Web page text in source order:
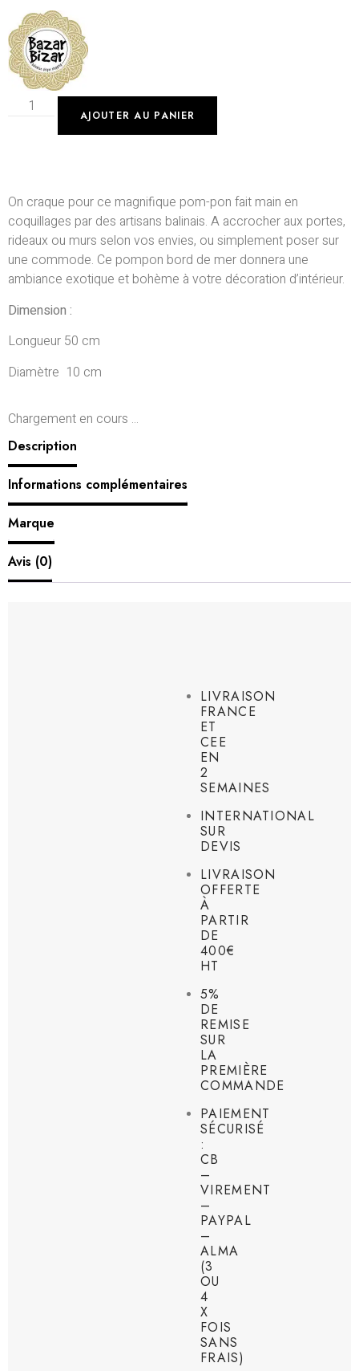
AJOUTER AU PANIER
On craque pour ce magnifique pom-pon fait main en
coquillages par des artisans balinais. A accrocher aux portes,
rideaux ou murs selon vos envies, ou simplement poser sur
une commode. Ce pompon bord de mer donnera une
ambiance exotique et bohème à votre décoration d’intérieur.
Dimension :
Longueur 50 cm
Diamètre 10 cm
Chargement en cours ...
Description
Informations complémentaires
Marque
Avis (0)
LIVRAISON
FRANCE
ET
CEE
EN
2
SEMAINES
INTERNATIONAL
SUR
DEVIS
LIVRAISON
OFFERTE
À
PARTIR
DE
400€
HT
5%
DE
REMISE
SUR
LA
PREMIÈRE
COMMANDE
PAIEMENT
SÉCURISÉ
:
CB
–
VIREMENT
–
PAYPAL
–
ALMA
(3
OU
4
X
FOIS
SANS
FRAIS)